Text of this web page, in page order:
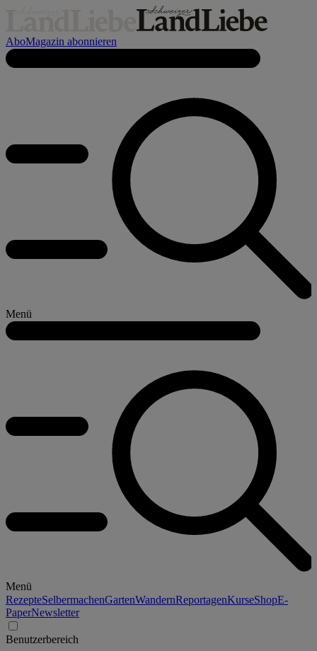
AboMagazin abonnieren
Menü
Menü
RezepteSelbermachenGartenWandernReportagenKurseShopE-
PaperNewsletter
Benutzerbereich